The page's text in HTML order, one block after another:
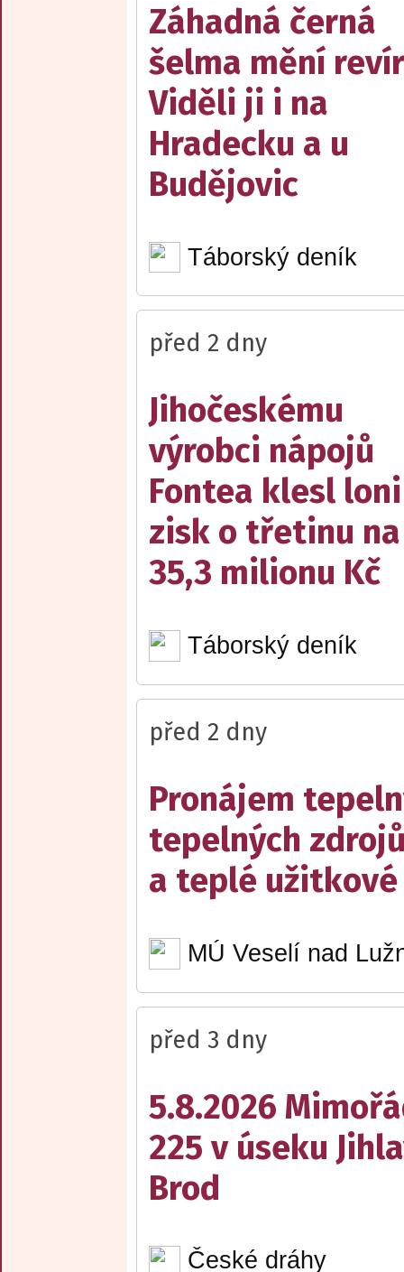
Záhadná černá
šelma mění
Viděli ji i na
Hradecku a u
Budějovic
Táborský deník
před 2 dny
Jihočeskému
výrobci nápojů
Fontea klesl loni
zisk o třetinu na
35,3 milionu Kč
Táborský deník
před 2 dny
Pronájem
tepelných
a teplé užitkové
MÚ Veselí nad
před 3 dny
5.8.2026
225 v úseku
Brod
České dráhy